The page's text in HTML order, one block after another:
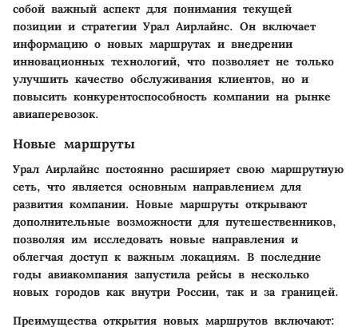
собой важный аспект для понимания текущей
позиции и стратегии Урал Аирлайнс. Он включает
информацию о новых маршрутах и внедрении
инновационных технологий, что позволяет не только
улучшить качество обслуживания клиентов, но и
повысить конкурентоспособность компании на рынке
авиаперевозок.
Новые маршруты
Урал Аирлайнс постоянно расширяет свою маршрутную
сеть, что является основным направлением для
развития компании. Новые маршруты открывают
дополнительные возможности для путешественников,
позволяя им исследовать новые направления и
облегчая доступ к важным локациям. В последние
годы авиакомпания запустила рейсы в несколько
новых городов как внутри России, так и за границей.
Преимущества открытия новых маршрутов включают: